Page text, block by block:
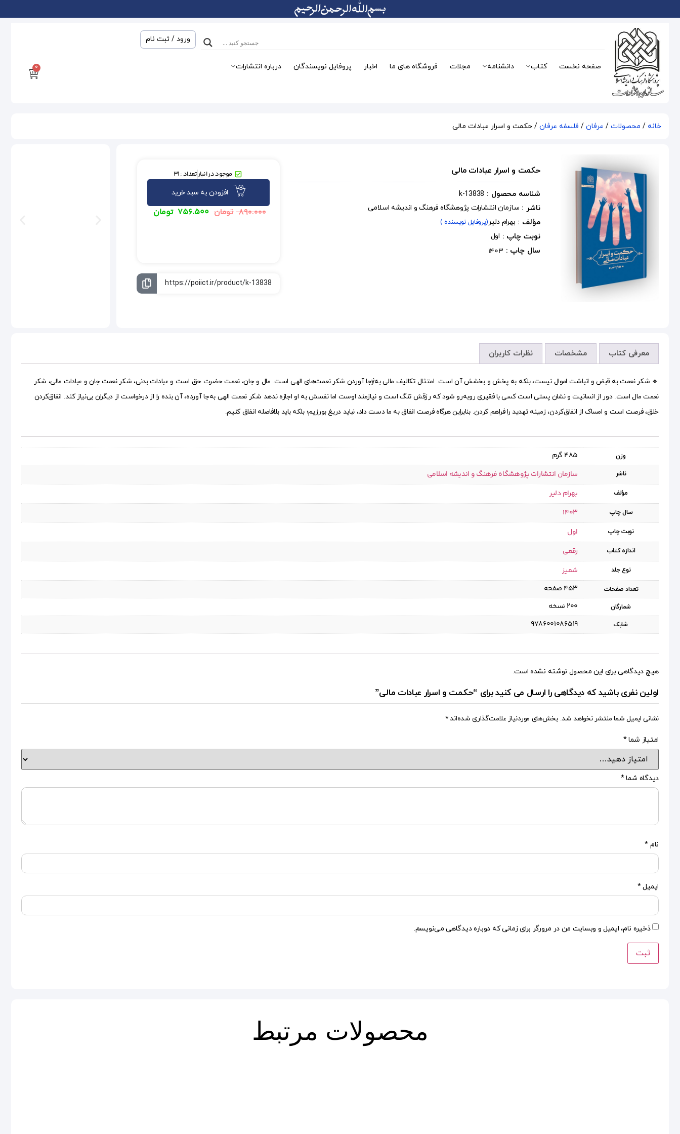
ورود / ثبت نام
صفحه نخست کتاب دانشنامه مجلات فروشگاه های ما اخبار پروفایل نویسندگان درباره انتشارات 0
خانه / محصولات / عرفان / فلسفه عرفان / حکمت و اسرار عبادات مالی
حکمت و اسرار عبادات مالی
شناسه محصول : k-13838
ناشر : سازمان انتشارات پژوهشگاه فرهنگ و اندیشه اسلامی
مؤلف : بهرام دلیر (پروفایل نویسنده )
نوبت چاپ : اول
سال چاپ : 1403
موجود در انبارتعداد : 31
افزودن به سبد خرید
۸۹۰.۰۰۰ تومان ۷۵۶.۵۰۰ تومان
معرفی کتاب مشخصات نظرات کاربران
🔹 شکر نعمت به قبض و انباشت اموال نیست، بلکه به پخش و بخشش آن است. امتثال تکالیف مالی بهýجا آوردن شکر نعمت‌هاى الهى است. مال و جان، نعمت حضرت حق است و عبادات بدنى، شکر نعمت جان و عبادات مالى، شکر
نعمت مال است. دور از انسانیت و نشان پستی است کسى با فقیری روبه‌رو شود که رزقش تنگ است و نیازمند اوست اما نفسش به او اجازه ندهد شکر نعمت الهى به‌جا آورده، آن بنده را از درخواست از دیگران بى‌نیاز کند. انفاق‌کردن
خلق، فرصت است و امساک از انفاق‌کردن، زمینه تهدید را فراهم کردن. بنابراین هرگاه فرصت انفاق به ما دست داد، نباید دریغ بورزیم؛ بلکه باید بلافاصله انفاق کنیم.
وزن 485 گرم
ناشر سازمان انتشارات پژوهشگاه فرهنگ و اندیشه اسلامی
مؤلف بهرام دلیر
سال چاپ 1403
نوبت چاپ اول
اندازه کتاب رقعی
نوع جلد شمیز
تعداد صفحات ۴۵۳ صفحه
شمارگان ۲۰۰ نسخه
شابک 9786001086519
هیچ دیدگاهی برای این محصول نوشته نشده است.
اولین نفری باشید که دیدگاهی را ارسال می کنید برای “حکمت و اسرار عبادات مالی”
نشانی ایمیل شما منتشر نخواهد شد. بخش‌های موردنیاز علامت‌گذاری شده‌اند*
امتیاز شما*
دیدگاه شما*
نام *
ایمیل*
ذخیره نام، ایمیل و وبسایت من در مرورگر برای زمانی که دوباره دیدگاهی می‌نویسم.
محصولات مرتبط